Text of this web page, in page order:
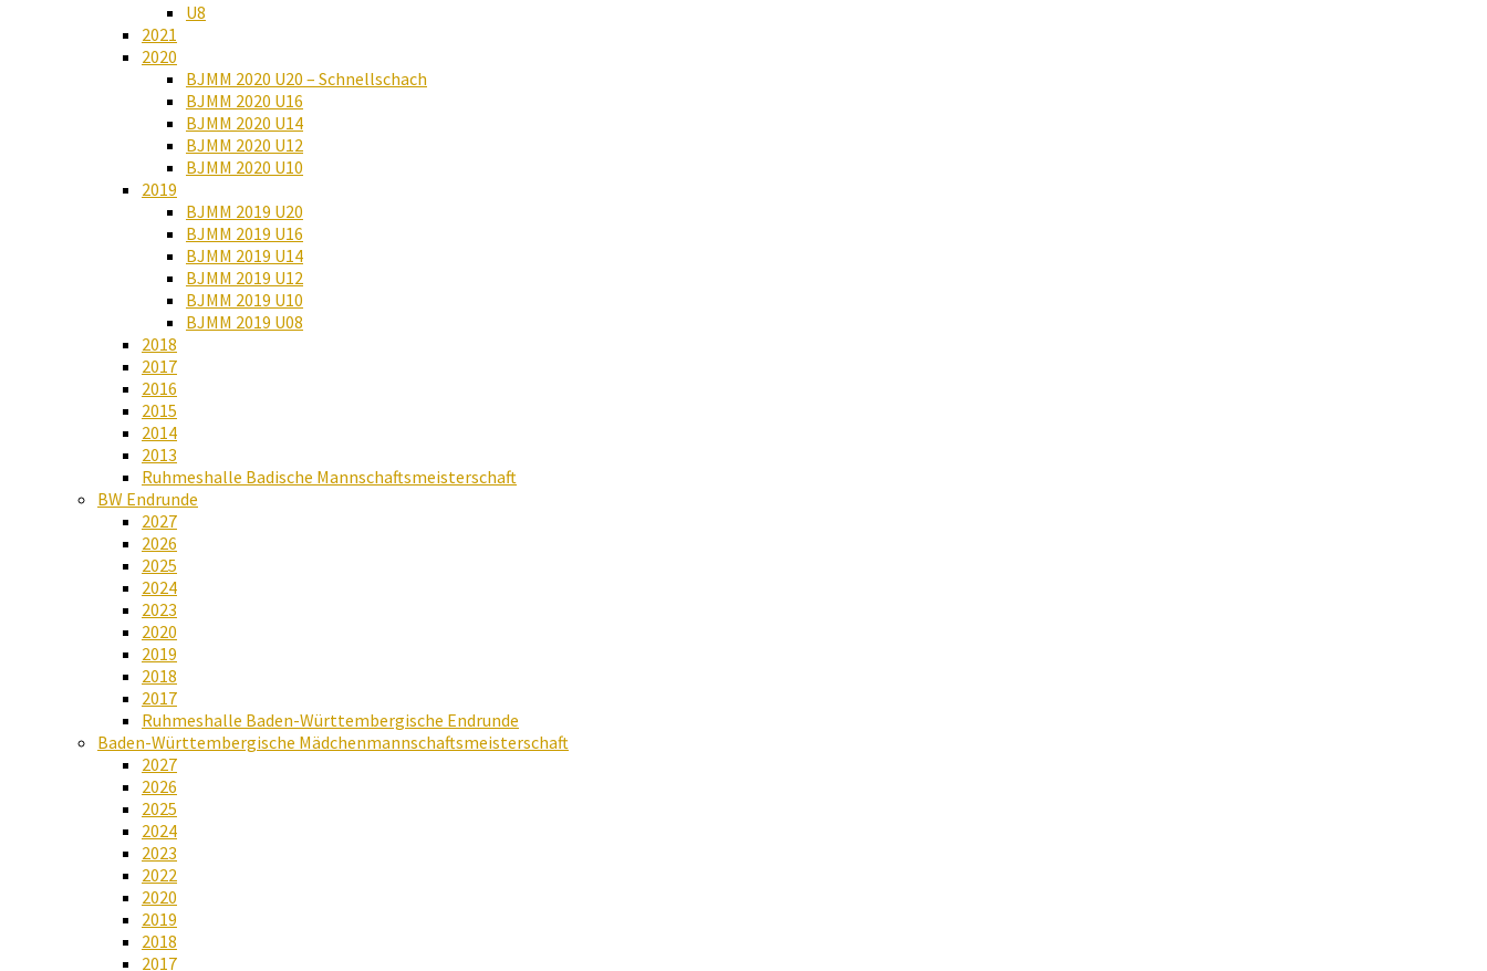
U8
2021
2020
BJMM 2020 U20 – Schnellschach
BJMM 2020 U16
BJMM 2020 U14
BJMM 2020 U12
BJMM 2020 U10
2019
BJMM 2019 U20
BJMM 2019 U16
BJMM 2019 U14
BJMM 2019 U12
BJMM 2019 U10
BJMM 2019 U08
2018
2017
2016
2015
2014
2013
Ruhmeshalle Badische Mannschaftsmeisterschaft
BW Endrunde
2027
2026
2025
2024
2023
2020
2019
2018
2017
Ruhmeshalle Baden-Württembergische Endrunde
Baden-Württembergische Mädchenmannschaftsmeisterschaft
2027
2026
2025
2024
2023
2022
2020
2019
2018
2017